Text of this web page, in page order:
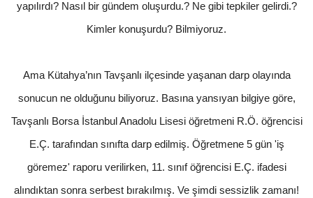
yapılırdı? Nasıl bir gündem oluşurdu.? Ne gibi tepkiler gelirdi.?
Kimler konuşurdu? Bilmiyoruz.
Ama Kütahya’nın Tavşanlı ilçesinde yaşanan darp olayında
sonucun ne olduğunu biliyoruz. Basına yansıyan bilgiye göre,
Tavşanlı Borsa İstanbul Anadolu Lisesi öğretmeni R.Ö. öğrencisi
E.Ç. tarafından sınıfta darp edilmiş. Öğretmene 5 gün 'iş
göremez' raporu verilirken, 11. sınıf öğrencisi E.Ç. ifadesi
alındıktan sonra serbest bırakılmış. Ve şimdi sessizlik zamanı!